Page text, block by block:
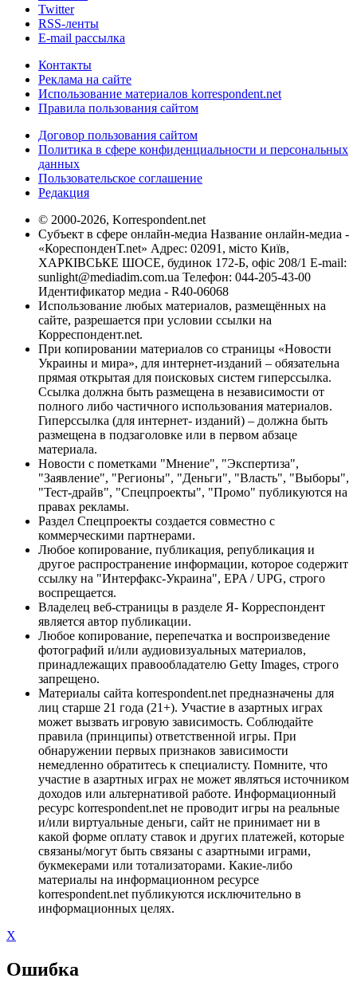
Twitter
RSS-ленты
E-mail рассылка
Контакты
Реклама на сайте
Использование материалов korrespondent.net
Правила пользования сайтом
Договор пользования сайтом
Политика в сфере конфиденциальности и персональных
данных
Пользовательское соглашение
Редакция
© 2000-2026, Korrespondent.net
Субъект в сфере онлайн-медиа Название онлайн-медиа -
«КореспонденТ.net» Адрес: 02091, місто Київ,
ХАРКІВСЬКЕ ШОСЕ, будинок 172-Б, офіс 208/1 E-mail:
sunlight@mediadim.com.ua Телефон: 044-205-43-00
Идентификатор медиа - R40-06068
Использование любых материалов, размещённых на
сайте, разрешается при условии ссылки на
Корреспондент.net.
При копировании материалов со страницы «Новости
Украины и мира», для интернет-изданий – обязательна
прямая открытая для поисковых систем гиперссылка.
Ссылка должна быть размещена в независимости от
полного либо частичного использования материалов.
Гиперссылка (для интернет- изданий) – должна быть
размещена в подзаголовке или в первом абзаце
материала.
Новости с пометками "Мнение", "Экспертиза",
"Заявление", "Регионы", "Деньги", "Власть", "Выборы",
"Тест-драйв", "Спецпроекты", "Промо" публикуются на
правах рекламы.
Раздел Спецпроекты создается совместно с
коммерческими партнерами.
Любое копирование, публикация, републикация и
другое распространение информации, которое содержит
ссылку на "Интерфакс-Украина", EPA / UPG, строго
воспрещается.
Владелец веб-страницы в разделе Я- Корреспондент
является автор публикации.
Любое копирование, перепечатка и воспроизведение
фотографий и/или аудиовизуальных материалов,
принадлежащих правообладателю Getty Images, строго
запрещено.
Материалы сайта korrespondent.net предназначены для
лиц старше 21 года (21+). Участие в азартных играх
может вызвать игровую зависимость. Соблюдайте
правила (принципы) ответственной игры. При
обнаружении первых признаков зависимости
немедленно обратитесь к специалисту. Помните, что
участие в азартных играх не может являться источником
доходов или альтернативой работе. Информационный
ресурс korrespondent.net не проводит игры на реальные
и/или виртуальные деньги, сайт не принимает ни в
какой форме оплату ставок и других платежей, которые
связаны/могут быть связаны с азартными играми,
букмекерами или тотализаторами. Какие-либо
материалы на информационном ресурсе
korrespondent.net публикуются исключительно в
информационных целях.
X
Ошибка